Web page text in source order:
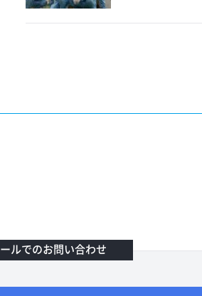
ルでのお問い合わせ